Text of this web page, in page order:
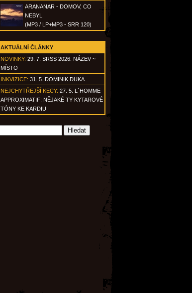
ARANANAR - DOMOV, CO
NEBYL
(MP3 / LP+MP3 - SRR 120)
AKTUÁLNÍ ČLÁNKY
NOVINKY: 29. 7. SRSS 2026: NÁZEV ~
MÍSTO
INKVIZICE: 31. 5. DOMINIK DUKA
NEJCHYTŘEJŠÍ KECY: 27. 5. L´HOMME
APPROXIMATIF: NĚJAKÉ TY KYTAROVÉ
TÓNY KE KARDIU